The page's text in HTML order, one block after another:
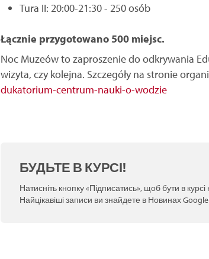
Tura II: 20:00-21:30 - 250 osób
Łącznie przygotowano 500 miejsc.
Noc Muzeów to zaproszenie do odkrywania
wizyta, czy kolejna. Szczegóły na stronie
dukatorium-centrum-nauki-o-wodzie
БУДЬТЕ В КУРСІ!
Натисніть кнопку «Підписатись», щоб бути в
Найцікавіші записи ви знайдете в Новинах